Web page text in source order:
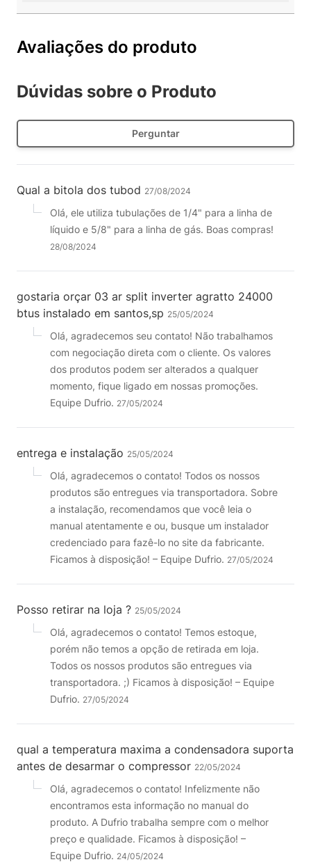
Avaliações do produto
Dúvidas sobre o Produto
Perguntar
Qual a bitola dos tubod 27/08/2024
Olá, ele utiliza tubulações de 1/4" para a linha de
líquido e 5/8" para a linha de gás. Boas compras!
28/08/2024
gostaria orçar 03 ar split inverter agratto 24000
btus instalado em santos,sp 25/05/2024
Olá, agradecemos seu contato! Não trabalhamos
com negociação direta com o cliente. Os valores
dos produtos podem ser alterados a qualquer
momento, fique ligado em nossas promoções.
Equipe Dufrio. 27/05/2024
entrega e instalação 25/05/2024
Olá, agradecemos o contato! Todos os nossos
produtos são entregues via transportadora. Sobre
a instalação, recomendamos que você leia o
manual atentamente e ou, busque um instalador
credenciado para fazê-lo no site da fabricante.
Ficamos à disposição! – Equipe Dufrio. 27/05/2024
Posso retirar na loja ? 25/05/2024
Olá, agradecemos o contato! Temos estoque,
porém não temos a opção de retirada em loja.
Todos os nossos produtos são entregues via
transportadora. ;) Ficamos à disposição! – Equipe
Dufrio. 27/05/2024
qual a temperatura maxima a condensadora suporta
antes de desarmar o compressor 22/05/2024
Olá, agradecemos o contato! Infelizmente não
encontramos esta informação no manual do
produto. A Dufrio trabalha sempre com o melhor
preço e qualidade. Ficamos à disposição! –
Equipe Dufrio. 24/05/2024